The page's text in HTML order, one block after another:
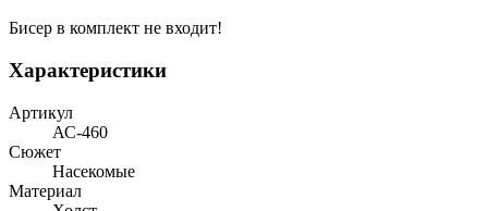
Бисер в комплект не входит!
Характеристики
Артикул
АС-460
Сюжет
Насекомые
Материал